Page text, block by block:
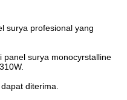
surya profesional yang
panel surya monocyrstalline
diterima.